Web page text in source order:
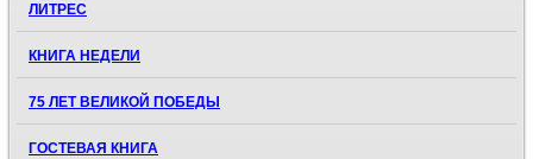
ЛИТРЕС
КНИГА НЕДЕЛИ
75 ЛЕТ ВЕЛИКОЙ ПОБЕДЫ
ГОСТЕВАЯ КНИГА